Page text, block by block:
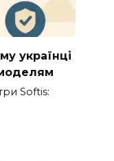
українці
Softis: